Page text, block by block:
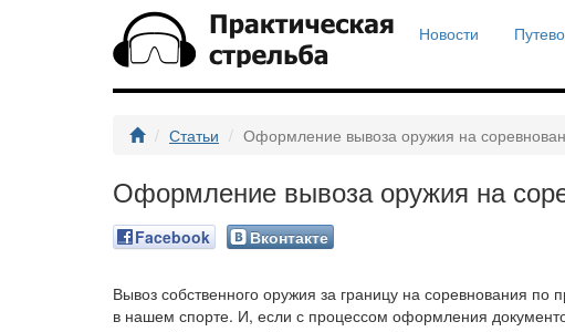
Новости
Статьи Оформление вывоза оружия на
Оформление вывоза оружия на
Facebook
Вконтакте
Вывоз собственного оружия за границу на соревнования
в нашем спорте. И, если с процессом оформления